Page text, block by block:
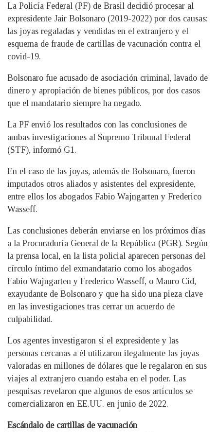
La Policía Federal (PF) de Brasil decidió procesar al
expresidente Jair Bolsonaro (2019-2022) por dos causas:
las joyas regaladas y vendidas en el extranjero y el
esquema de fraude de cartillas de vacunación contra el
covid-19.
Bolsonaro fue acusado de asociación criminal, lavado de
dinero y apropiación de bienes públicos, por dos casos
que el mandatario siempre ha negado.
La PF envió los resultados con las conclusiones de
ambas investigaciones al Supremo Tribunal Federal
(STF), informó G1.
En el caso de las joyas, además de Bolsonaro, fueron
imputados otros aliados y asistentes del expresidente,
entre ellos los abogados Fabio Wajngarten y Frederico
Wasseff.
Las conclusiones deberán enviarse en los próximos días
a la Procuraduría General de la República (PGR). Según
la prensa local, en la lista policial aparecen personas del
círculo íntimo del exmandatario como los abogados
Fabio Wajngarten y Frederico Wasseff, o Mauro Cid,
exayudante de Bolsonaro y que ha sido una pieza clave
en las investigaciones tras cerrar un acuerdo de
culpabilidad.
Los agentes investigaron si el expresidente y las
personas cercanas a él utilizaron ilegalmente las joyas
valoradas en millones de dólares que le regalaron en sus
viajes al extranjero cuando estaba en el poder. Las
pesquisas revelaron que algunos de esos artículos se
comercializaron en EE.UU. en junio de 2022.
Escándalo de cartillas de vacunación